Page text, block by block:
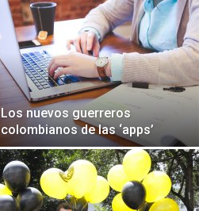
Los nuevos guerreros
colombianos de las ‘apps’